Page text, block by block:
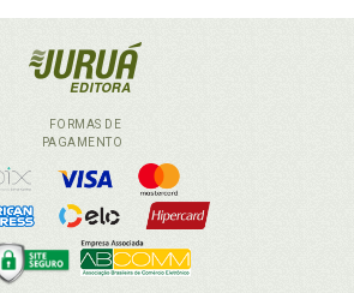
FORMAS DE
PAGAMENTO